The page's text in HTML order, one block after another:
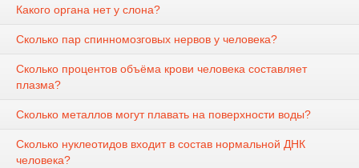
Какого органа нет у слона?
Сколько пар спинномозговых нервов у человека?
Сколько процентов объёма крови человека составляет
плазма?
Сколько металлов могут плавать на поверхности воды?
Сколько нуклеотидов входит в состав нормальной ДНК
человека?